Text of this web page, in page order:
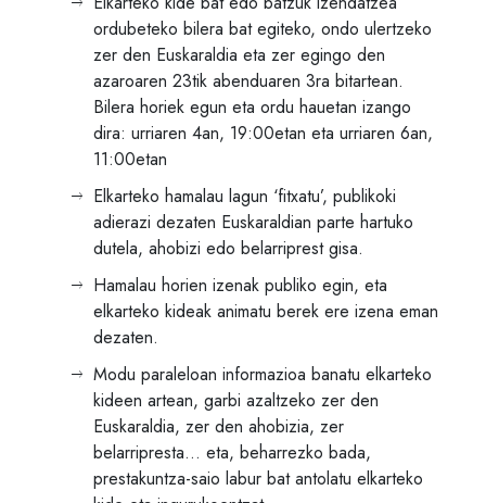
ordubeteko bilera bat egiteko, ondo ulertzeko
zer den Euskaraldia eta zer egingo den
azaroaren 23tik abenduaren 3ra bitartean.
Bilera horiek egun eta ordu hauetan izango
dira: urriaren 4an, 19:00etan eta urriaren 6an,
11:00etan
Elkarteko hamalau lagun ‘fitxatu’, publikoki
adierazi dezaten Euskaraldian parte hartuko
dutela, ahobizi edo belarriprest gisa.
Hamalau horien izenak publiko egin, eta
elkarteko kideak animatu berek ere izena eman
dezaten.
Modu paraleloan informazioa banatu elkarteko
kideen artean, garbi azaltzeko zer den
Euskaraldia, zer den ahobizia, zer
belarripresta… eta, beharrezko bada,
prestakuntza-saio labur bat antolatu elkarteko